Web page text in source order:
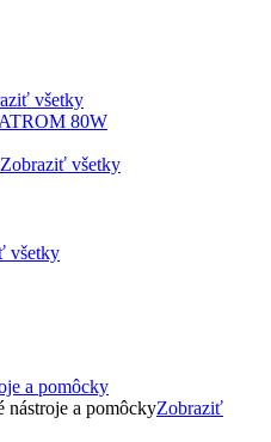
všetky
Zobraziť všetky
všetky
a pomôcky
nástroje a pomôckyZobraziť